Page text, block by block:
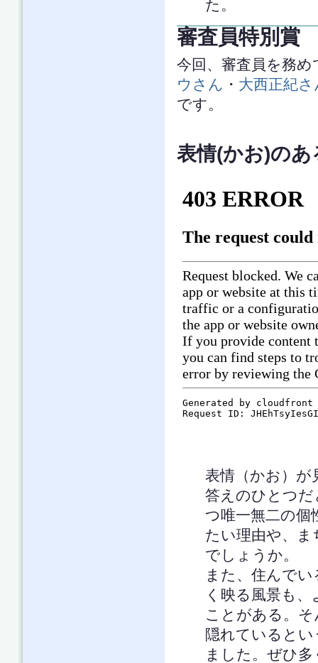
た。
審査員特別賞
今回、審査員を務
ウさん ・ 大西正紀さ
です。
表情(かお)の
表情（かお）が
答えのひとつ
つ唯一無二の
たい理由や、
でしょうか。
また、住んで
く映る風景も
ことがある。
隠れていると
ました。ぜひ